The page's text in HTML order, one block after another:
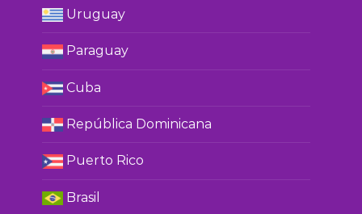
Uruguay
Paraguay
Cuba
República Dominicana
Puerto Rico
Brasil